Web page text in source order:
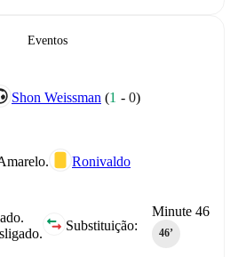
Eventos
Shon Weissman (1 -0)
Ronivaldo
Minute 46
46‎’‎
Substituição: